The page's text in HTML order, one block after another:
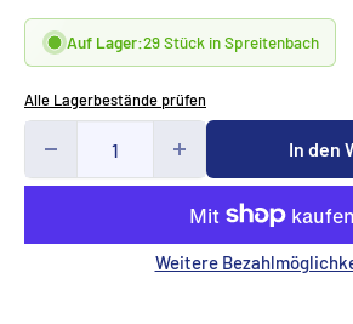
Auf Lager:29 Stück in Spreitenbach
Alle Lagerbestände prüfen
In den
Weitere